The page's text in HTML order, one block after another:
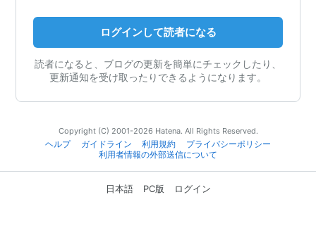
ログインして読者になる
読者になると、ブログの更新を簡単にチェックしたり、
更新通知を受け取ったりできるようになります。
Copyright (C) 2001-2026 Hatena. All Rights Reserved.
ヘルプ
ガイドライン 利用規約
プライバシーポリシー
利用者情報の外部送信について
日本語 PC版 ログイン